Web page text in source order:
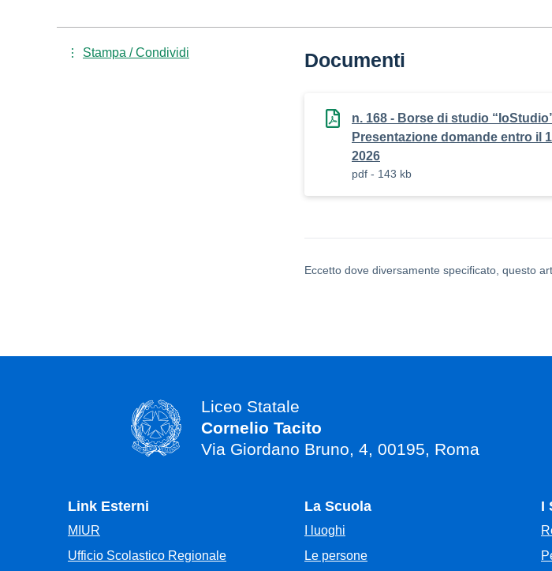
Documenti
n. 168 - Borse di studio
Presentazione domande entro il
2026
pdf - 143 kb
Eccetto dove diversamente specificato, questo
Stampa / Condividi
Liceo Statale
Cornelio Tacito
Via Giordano Bruno, 4, 00195, Roma
Link Esterni
MIUR
Ufficio Scolastico Regionale
La Scuola
I luoghi
Le persone
I